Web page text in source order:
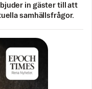
in gäster till att
samhällsfrågor.